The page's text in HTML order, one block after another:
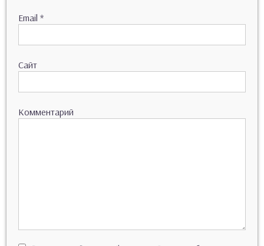
Email *
Сайт
Комментарий